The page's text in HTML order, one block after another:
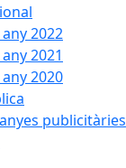
2022
2021
2020
publicitàries